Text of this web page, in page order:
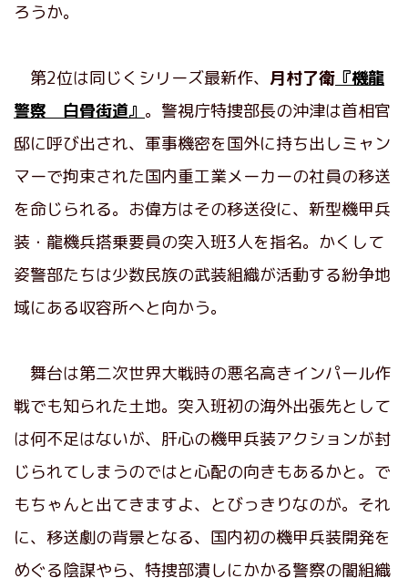
ろうか。
第2位は同じくシリーズ最新作、 月村了衛 『機龍
警察 白骨街道』 。警視庁特捜部長の沖津は首相官
邸に呼び出され、軍事機密を国外に持ち出しミャン
マーで拘束された国内重工業メーカーの社員の移送
を命じられる。お偉方はその移送役に、新型機甲兵
装・龍機兵搭乗要員の突入班3人を指名。かくして
姿警部たちは少数民族の武装組織が活動する紛争地
域にある収容所へと向かう。
舞台は第二次世界大戦時の悪名高きインパール作
戦でも知られた土地。突入班初の海外出張先として
は何不足はないが、肝心の機甲兵装アクションが封
じられてしまうのではと心配の向きもあるかと。で
もちゃんと出てきますよ、とびっきりなのが。それ
に、移送劇の背景となる、国内初の機甲兵装開発を
めぐる陰謀やら、特捜部潰しにかかる警察の闇組織